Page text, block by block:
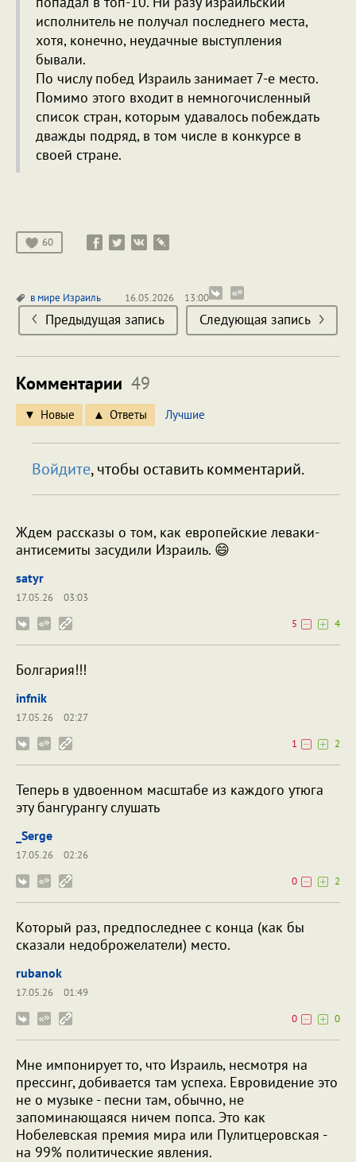
исполнитель не получал последнего места,
хотя, конечно, неудачные выступления
бывали.
По числу побед Израиль занимает 7-е место.
Помимо этого входит в немногочисленный
список стран, которым удавалось побеждать
дважды подряд, в том числе в конкурсе в
своей стране.
60
в мире Израиль 16.05.2026 13:00
Предыдущая запись Следующая запись
Комментарии 49
Новые Ответы Лучшие
Войдите, чтобы оставить комментарий.
Ждем рассказы о том, как европейские леваки-
антисемиты засудили Израиль. 😄
satyr
17.05.26
03:03
5
4
Болгария!!!
infnik
17.05.26
02:27
1
2
Теперь в удвоенном масштабе из каждого утюга
эту бангурангу слушать
_Serge
17.05.26
02:26
0
2
Kоторый раз, предпоследнее с конца (как бы
сказали недоброжелатели) место.
rubanok
17.05.26
01:49
0
0
Мне импонирует то, что Израиль, несмотря на
прессинг, добивается там успеха. Евровидение это
не о музыке - песни там, обычно, не
запоминающаяся ничем попса. Это как
Нобелевская премия мира или Пулитцеровская -
на 99% политические явления.